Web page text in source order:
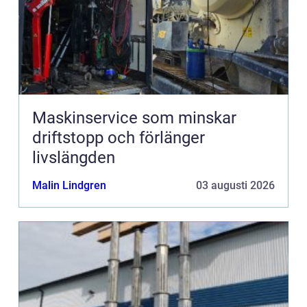
Maskinservice som minskar
driftstopp och förlänger
livslängden
Malin Lindgren 03 augusti 2026